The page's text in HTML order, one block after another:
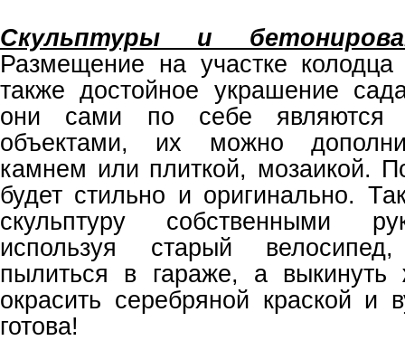
Скульптуры и
Размещение на участке
также достойное украшение
они сами по себе являются
объектами, их можно
камнем или плиткой, мозаикой.
будет стильно и оригинально.
скульптуру собственными
используя старый
пылиться в гараже, а
окрасить серебряной краской и
готова!